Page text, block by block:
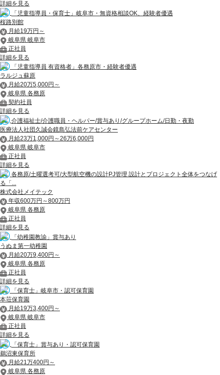
詳細を見る
「児童指導員・保育士」岐阜市・無資格相談OK、経験者優遇
桜路別館
月給19万円～
岐阜県 岐阜市
正社員
詳細を見る
「児童指導員 有資格者」各務原市・経験者優遇
ラルジュ蘇原
月給20万5,000円～
岐阜県 各務原
契約社員
詳細を見る
介護福祉士/介護職員・ヘルパー/賞与あり/グループホーム/日勤・夜勤
医療法人社団久誠会鏡島弘法前ケアセンター
月給23万1,000円～26万6,000円
岐阜県 岐阜市
正社員
詳細を見る
各務原/土曜選考可/大型航空機の設計PJ管理 設計とプロジェクト全体をつなげ
る「...
株式会社メイテック
年収600万円～800万円
岐阜県 各務原
正社員
詳細を見る
「幼稚園教諭」賞与あり
うぬま第一幼稚園
月給20万9,400円～
岐阜県 各務原
正社員
詳細を見る
「保育士」岐阜市・認可保育園
本荘保育園
月給19万3,400円～
岐阜県 岐阜市
正社員
詳細を見る
「保育士」賞与あり・認可保育園
鵜沼東保育所
月給21万400円～
岐阜県 各務原